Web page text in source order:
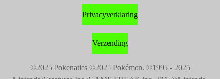
Privacyverklaring
Verzending
©2025 Pokenatics ©2025 Pokémon. ©1995 - 2025